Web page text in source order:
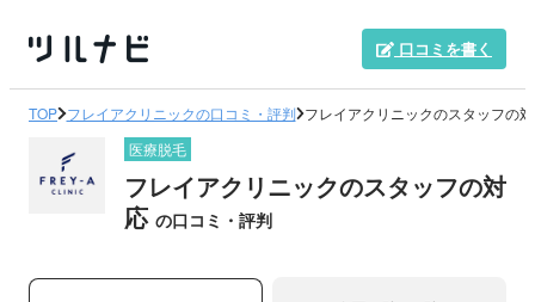
口コミを書く
TOP フレイアクリニックの口コミ・評判 フレイアクリニックのスタッフの
医療脱毛
フレイアクリニックのスタッフの対
応 の口コミ・評判